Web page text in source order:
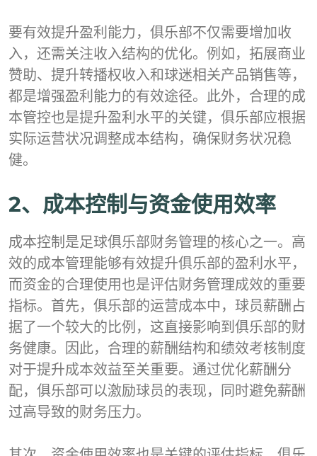
要有效提升盈利能力，俱乐部不仅需要增加收
入，还需关注收入结构的优化。例如，拓展商业
赞助、提升转播权收入和球迷相关产品销售等，
都是增强盈利能力的有效途径。此外，合理的成
本管控也是提升盈利水平的关键，俱乐部应根据
实际运营状况调整成本结构，确保财务状况稳
健。
2、成本控制与资金使用效率
成本控制是足球俱乐部财务管理的核心之一。高
效的成本管理能够有效提升俱乐部的盈利水平，
而资金的合理使用也是评估财务管理成效的重要
指标。首先，俱乐部的运营成本中，球员薪酬占
据了一个较大的比例，这直接影响到俱乐部的财
务健康。因此，合理的薪酬结构和绩效考核制度
对于提升成本效益至关重要。通过优化薪酬分
配，俱乐部可以激励球员的表现，同时避免薪酬
过高导致的财务压力。